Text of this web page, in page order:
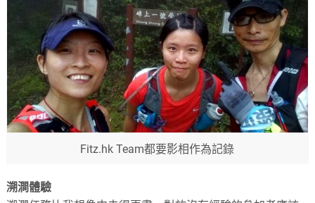
Fitz.hk Team都要影相作為記錄
溯澗體驗